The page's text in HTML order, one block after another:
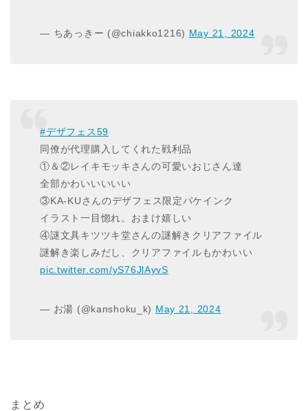
— ちあっきー (@chiakko1216) May 21, 2024
#デザフェス59
同僚が代理購入してくれた戦利品
①＆②レイキモッキさんの可愛いおじさん達
全部かわいいいいい
③KA-KUさんのデザフェス限定パケインク
イラスト一目惚れ。おまけ嬉しい
④謎文具キツツキ堂さんの謎解きクリアファイル
謎解き楽しみだし、クリアファイルもかわいい
pic.twitter.com/yS76JlAyvS
— お湯 (@kanshoku_k) May 21, 2024
まとめ